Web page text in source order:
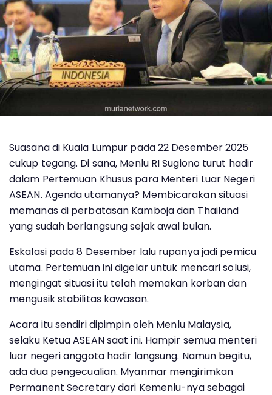
Suasana di Kuala Lumpur pada 22 Desember 2025
cukup tegang. Di sana, Menlu RI Sugiono turut hadir
dalam Pertemuan Khusus para Menteri Luar Negeri
ASEAN. Agenda utamanya? Membicarakan situasi
memanas di perbatasan Kamboja dan Thailand
yang sudah berlangsung sejak awal bulan.
Eskalasi pada 8 Desember lalu rupanya jadi pemicu
utama. Pertemuan ini digelar untuk mencari solusi,
mengingat situasi itu telah memakan korban dan
mengusik stabilitas kawasan.
Acara itu sendiri dipimpin oleh Menlu Malaysia,
selaku Ketua ASEAN saat ini. Hampir semua menteri
luar negeri anggota hadir langsung. Namun begitu,
ada dua pengecualian. Myanmar mengirimkan
Permanent Secretary dari Kemenlu-nya sebagai